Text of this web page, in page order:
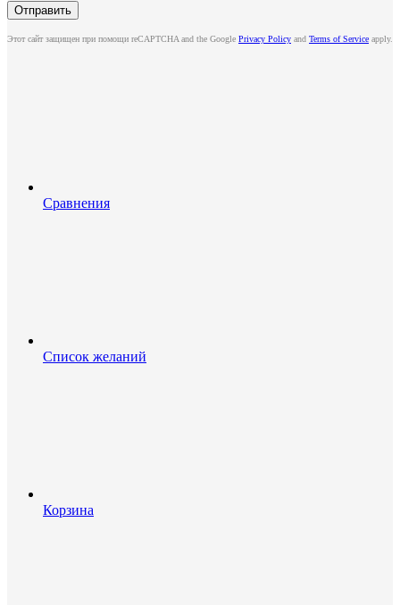
Этот сайт защищен при помощи reCAPTCHA and the Google Privacy Policy and Terms of Service apply.
Сравнения
Список желаний
Корзина